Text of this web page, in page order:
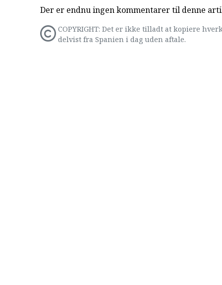
Der er endnu ingen kommentarer til denne
COPYRIGHT: Det er ikke tilladt at kopiere
delvist fra Spanien i dag uden aftale.